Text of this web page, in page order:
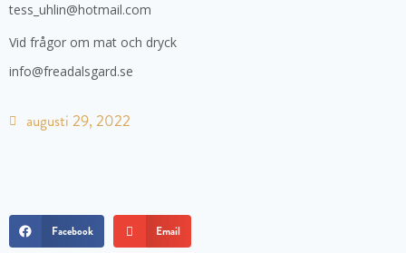
tess_uhlin@hotmail.com
Vid frågor om mat och dryck
info@freadalsgard.se
augusti 29, 2022
Facebook Email